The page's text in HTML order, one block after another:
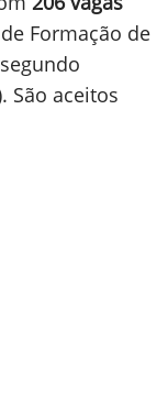
Formação de
São aceitos